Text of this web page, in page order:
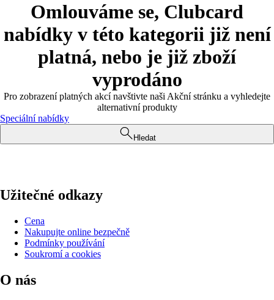
Omlouváme se, Clubcard
nabídky v této kategorii již není
platná, nebo je již zboží
vyprodáno
Pro zobrazení platných akcí navštivte naši Akční stránku a vyhledejte
alternativní produkty
Speciální nabídky
Hledat
Užitečné odkazy
Cena
Nakupujte online bezpečně
Podmínky používání
Soukromí a cookies
O nás